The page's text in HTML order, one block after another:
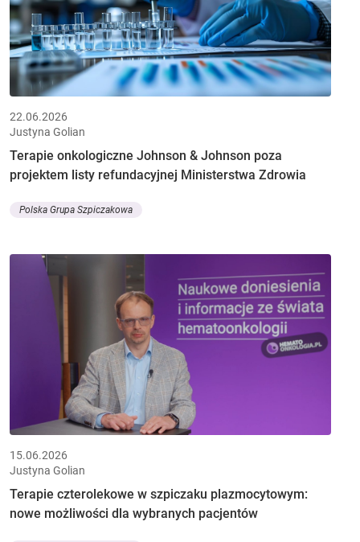
22.06.2026
Justyna Golian
Terapie onkologiczne Johnson & Johnson poza
projektem listy refundacyjnej Ministerstwa Zdrowia
Polska Grupa Szpiczakowa
15.06.2026
Justyna Golian
Terapie czterolekowe w szpiczaku plazmocytowym:
nowe możliwości dla wybranych pacjentów